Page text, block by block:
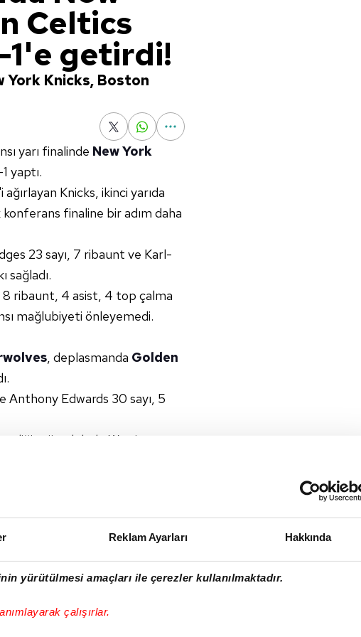
Reklam Ayarları Hakkında
yürütülmesi amaçları ile çerezler kullanılmaktadır.
çalışırlar.
Celtics
1'e getirdi!
York Knicks, Boston
yarı finalinde New York
yaptı.
Knicks, ikinci yarıda
finaline bir adım daha
23 sayı, 7 ribaunt ve Karl-
sağladı.
8 ribaunt, 4 asist, 4 top çalma
mağlubiyeti önleyemedi.
, deplasmanda Golden
Anthony Edwards 30 sayı, 5
mücadelede Warriors
Green 14'er sayı kaydetti.